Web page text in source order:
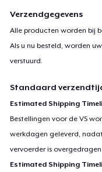
Verzendgegevens
Alle producten worden bij
Als u nu besteld, worden
verstuurd.
Standaard
Estimated Shipping
Bestellingen voor de VS
werkdagen geleverd,
vervoerder is
Estimated Shipping